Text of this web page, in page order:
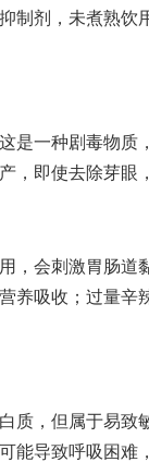
剂，未煮熟饮
一种剧毒物质
，即使去除芽眼
会刺激胃肠道
养吸收；过量辛
，但属于易致
能导致呼吸困难